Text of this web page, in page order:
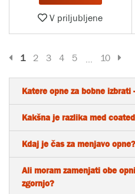
V priljubljene
Prejšnja stran
1 2 3 4 5 10
Katere opne za bobne
Kakšna je razlika med
Kdaj je čas za menjavo opne?
Ali moram zamenjati obe
zgornjo?